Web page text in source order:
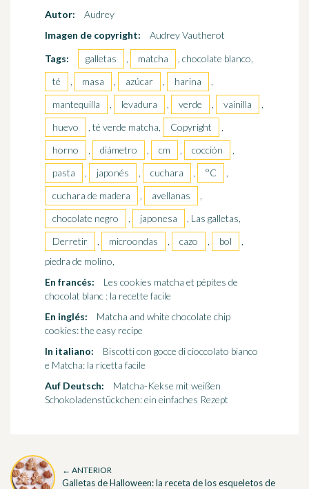
Autor:
Audrey
Imagen de copyright:
Audrey Vautherot
Tags:
galletas , matcha
, chocolate blanco,
té
, masa , azúcar , harina
,
mantequilla
, levadura , verde , vainilla
,
huevo
, té verde matcha, Copyright
,
horno
, diámetro , cm , cocción
,
pasta
, japonés , cuchara , °C
,
cuchara de madera
, avellanas
,
chocolate negro
, japonesa
, Las galletas,
Derretir
, microondas , cazo , bol
,
piedra de molino,
En francés:
Les cookies matcha et pépites de
chocolat blanc : la recette facile
En inglés:
Matcha and white chocolate chip
cookies: the easy recipe
In italiano:
Biscotti con gocce di cioccolato bianco
e Matcha: la ricetta facile
Auf Deutsch:
Matcha-Kekse mit weißen
Schokoladenstückchen: ein einfaches Rezept
← ANTERIOR
Galletas de Halloween: la receta de los esqueletos de